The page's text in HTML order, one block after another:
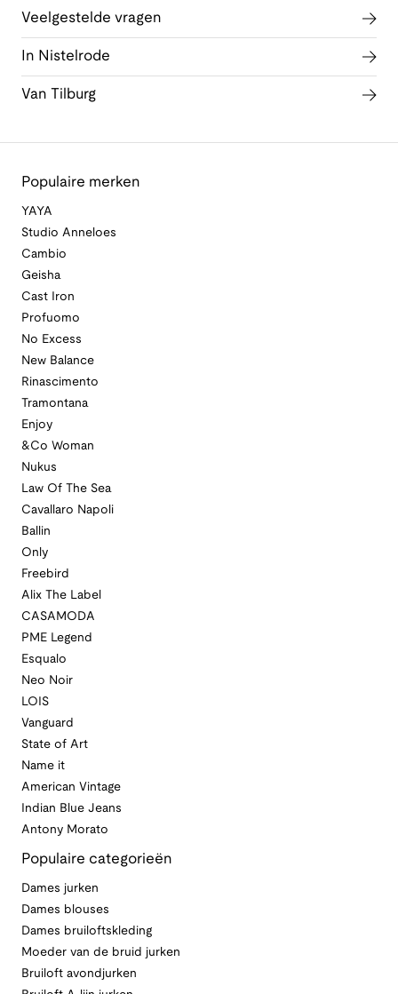
Veelgestelde vragen
In Nistelrode
Van Tilburg
Populaire merken
YAYA
Studio Anneloes
Cambio
Geisha
Cast Iron
Profuomo
No Excess
New Balance
Rinascimento
Tramontana
Enjoy
&Co Woman
Nukus
Law Of The Sea
Cavallaro Napoli
Ballin
Only
Freebird
Alix The Label
CASAMODA
PME Legend
Esqualo
Neo Noir
LOIS
Vanguard
State of Art
Name it
American Vintage
Indian Blue Jeans
Antony Morato
Populaire categorieën
Dames jurken
Dames blouses
Dames bruiloftskleding
Moeder van de bruid jurken
Bruiloft avondjurken